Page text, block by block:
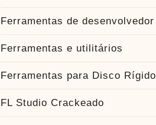
Ferramentas de desenvolvedor
Ferramentas e utilitários
Ferramentas para Disco Rígido
FL Studio Crackeado